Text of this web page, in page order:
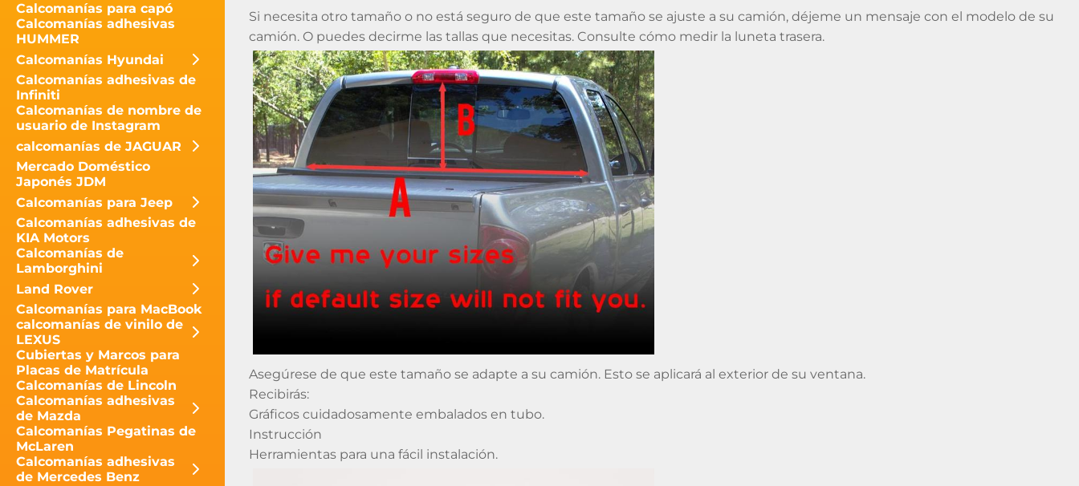
Calcomanías para capó
Calcomanías adhesivas
HUMMER
Calcomanías Hyundai
Calcomanías adhesivas de
Infiniti
Calcomanías de nombre de
usuario de Instagram
calcomanías de JAGUAR
Mercado Doméstico
Japonés JDM
Calcomanías para Jeep
Calcomanías adhesivas de
KIA Motors
Calcomanías de
Lamborghini
Land Rover
Calcomanías para MacBook
calcomanías de vinilo de
LEXUS
Cubiertas y Marcos para
Placas de Matrícula
Calcomanías de Lincoln
Calcomanías adhesivas
de Mazda
Calcomanías Pegatinas de
McLaren
Calcomanías adhesivas
de Mercedes Benz
Si necesita otro tamaño o no está seguro de que este tamaño se ajuste a su camión, déjeme un mensaje con el modelo de su
camión. O puedes decirme las tallas que necesitas. Consulte cómo medir la luneta trasera.
Asegúrese de que este tamaño se adapte a su camión. Esto se aplicará al exterior de su ventana.
Recibirás:
Gráficos cuidadosamente embalados en tubo.
Instrucción
Herramientas para una fácil instalación.